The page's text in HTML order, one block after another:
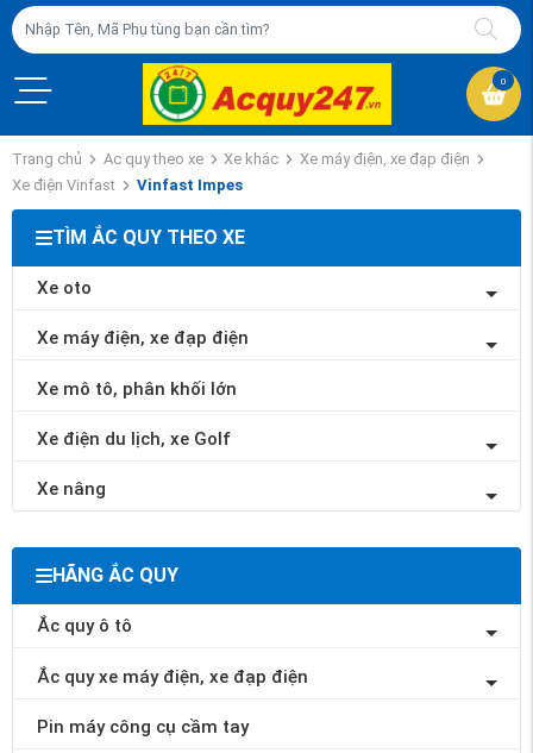
0
Trang chủ Ac quy theo xe Xe khác
Xe máy điện, xe đạp điện
Xe điện Vinfast
Vinfast Impes
TÌM ẮC QUY THEO XE
Xe oto
Xe máy điện, xe đạp điện
Xe mô tô, phân khối lớn
Xe điện du lịch, xe Golf
Xe nâng
HÃNG ẮC QUY
Ắc quy ô tô
Ắc quy xe máy điện, xe đạp điện
Pin máy công cụ cầm tay